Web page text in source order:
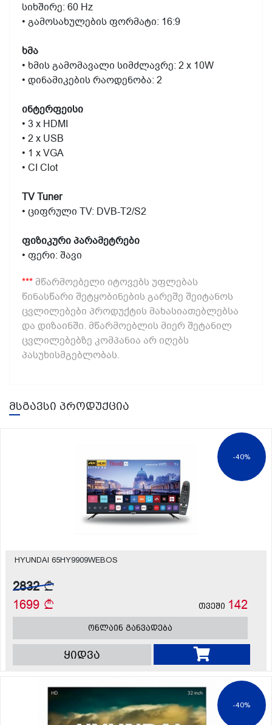
სიხშირე: 60 Hz
• გამოსახულების ფორმატი: 16:9
ხმა
• ხმის გამომავალი სიმძლავრე: 2 x 10W
• დინამიკების რაოდენობა: 2
ინტერფეისი
• 3 x HDMI
• 2 x USB
• 1 x VGA
• CI Clot
TV Tuner
• ციფრული TV: DVB-T2/S2
ფიზიკური პარამეტრები
• ფერი: შავი
*** მწარმოებელი იტოვებს უფლებას
წინასწარი შეტყობინების გარეშე შეიტანოს
ცვლილებები პროდუქტის მახასიათებლებსა
და დიზაინში. მწარმოებლის მიერ შეტანილ
ცვლილებებზე კომპანია არ იღებს
პასუხისმგებლობას.
მსგავსი პროდუქცია
-40%
HYUNDAI 65HY9909WEBOS
2832
1699
თვეში 142
ონლაინ განვადება
ყიდვა
-40%